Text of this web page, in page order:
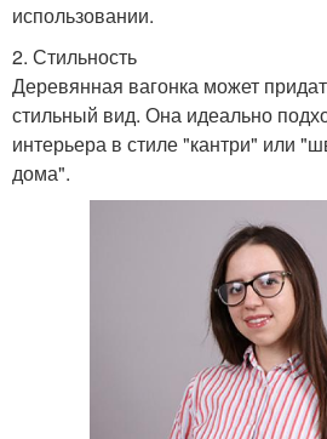
использовании.
2. Стильность
Деревянная вагонка может
стильный вид. Она идеально
интерьера в стиле "кантри" или
дома".